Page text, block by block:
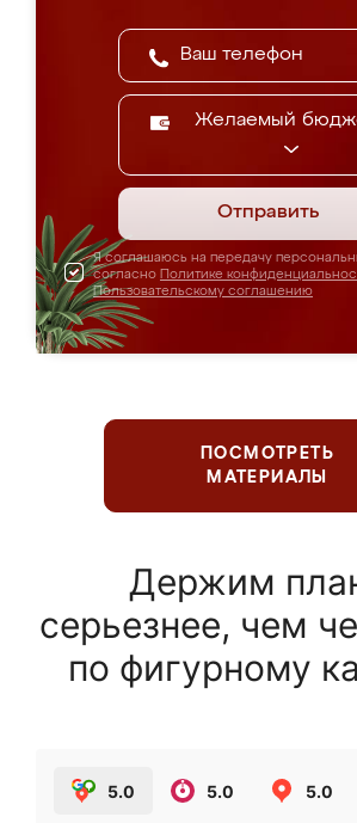
Желаемый
Отправить
Я соглашаюсь на передачу
согласно Политике
Пользовательскому соглашению
ПОСМОТРЕТЬ
МАТЕРИАЛЫ
Держим
серьезнее, чем
по фигурному
5.0 5.0 5.0